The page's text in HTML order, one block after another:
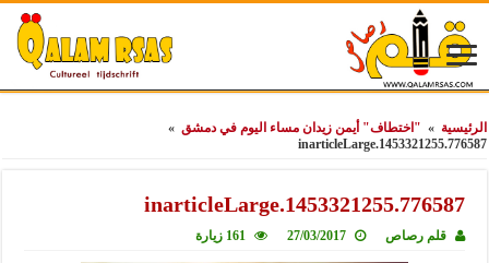
الرئيسية » "اختطاف" أيمن زيدان مساء اليوم في دمشق »
1453321255.776587.inarticleLarge
1453321255.776587.inarticleLarge
قلم رصاص 27/03/2017 161 زيارة